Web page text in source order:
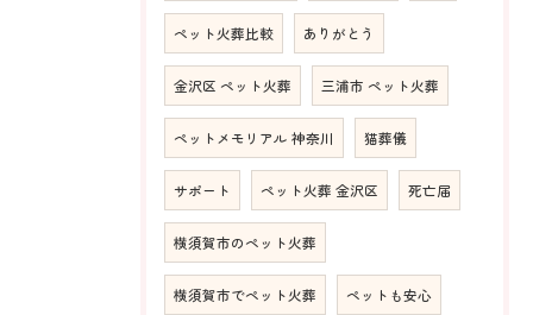
ペット火葬比較 ありがとう
金沢区 ペット火葬 三浦市 ペット火葬
ペットメモリアル 神奈川 猫葬儀
サポート ペット火葬 金沢区 死亡届
横須賀市のペット火葬
横須賀市でペット火葬 ペットも安心